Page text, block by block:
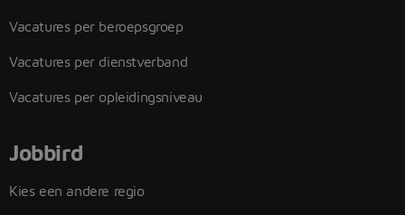
Vacatures per beroepsgroep
Vacatures per dienstverband
Vacatures per opleidingsniveau
Jobbird
Kies een andere regio